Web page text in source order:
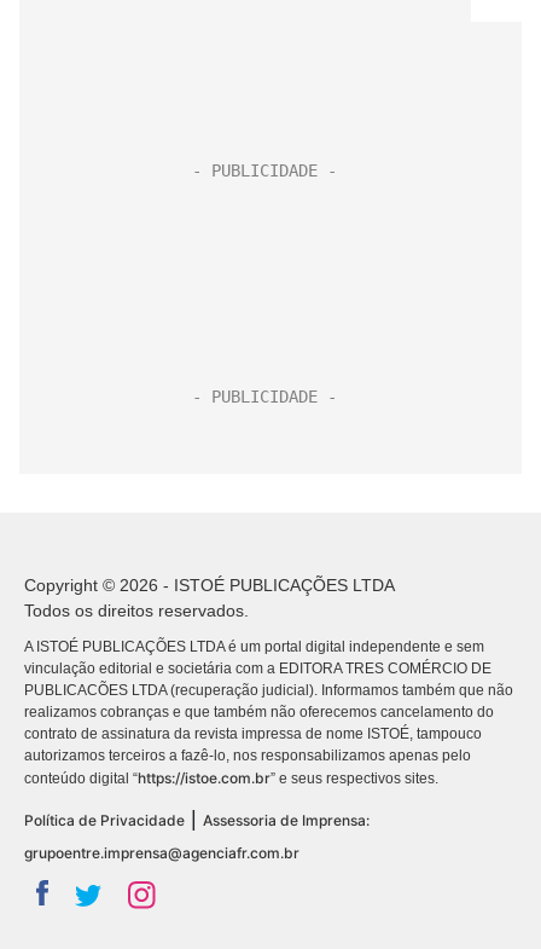
Copyright © 2026 - ISTOÉ PUBLICAÇÕES LTDA
Todos os direitos reservados.
A ISTOÉ PUBLICAÇÕES LTDA é um portal digital independente e sem
vinculação editorial e societária com a EDITORA TRES COMÉRCIO DE
PUBLICACÕES LTDA (recuperação judicial). Informamos também que não
realizamos cobranças e que também não oferecemos cancelamento do
contrato de assinatura da revista impressa de nome ISTOÉ, tampouco
autorizamos terceiros a fazê-lo, nos responsabilizamos apenas pelo
conteúdo digital “https://istoe.com.br” e seus respectivos sites.
Política de Privacidade
Assessoria de Imprensa:
grupoentre.imprensa@agenciafr.com.br